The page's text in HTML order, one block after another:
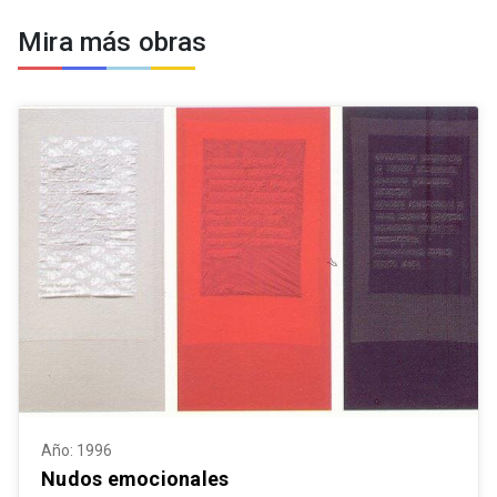
Mira más obras
Año: 1996
Nudos emocionales